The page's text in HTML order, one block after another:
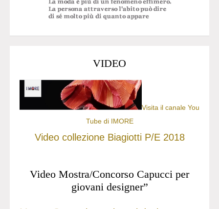
VIDEO
Visita il canale You
Tube di IMORE
Video collezione Biagiotti P/E 2018
Video Mostra/Concorso Capucci per
giovani designer”